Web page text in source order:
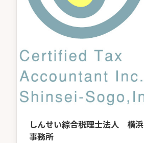
しんせい綜合税理士法人 横浜
事務所